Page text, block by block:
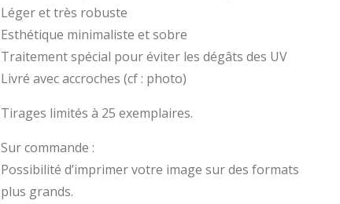
Léger et très robuste
Esthétique minimaliste et sobre
Traitement spécial pour éviter les dégâts des UV
Livré avec accroches (cf : photo)
Tirages limités à 25 exemplaires.
Sur commande :
Possibilité d’imprimer votre image sur des formats
plus grands.